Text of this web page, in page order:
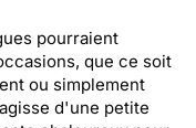
pourraient
que ce soit
ou simplement
d'une petite